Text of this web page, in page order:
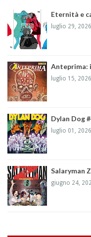
Eternità e
luglio 29, 2026
Anteprima:
luglio 15, 2026
Dylan Dog
luglio 01, 2026
Salaryman
giugno 24,